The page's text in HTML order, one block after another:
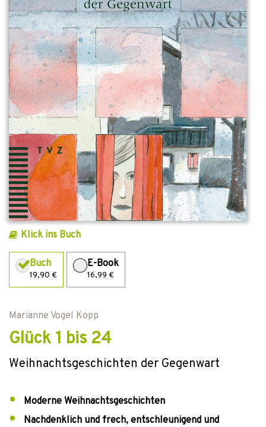
Klick ins Buch
Buch
19,90 €
E-Book
16,99 €
Marianne Vogel Kopp
Glück 1 bis 24
Weihnachtsgeschichten der Gegenwart
Moderne Weihnachtsgeschichten
Nachdenklich und frech, entschleunigend und